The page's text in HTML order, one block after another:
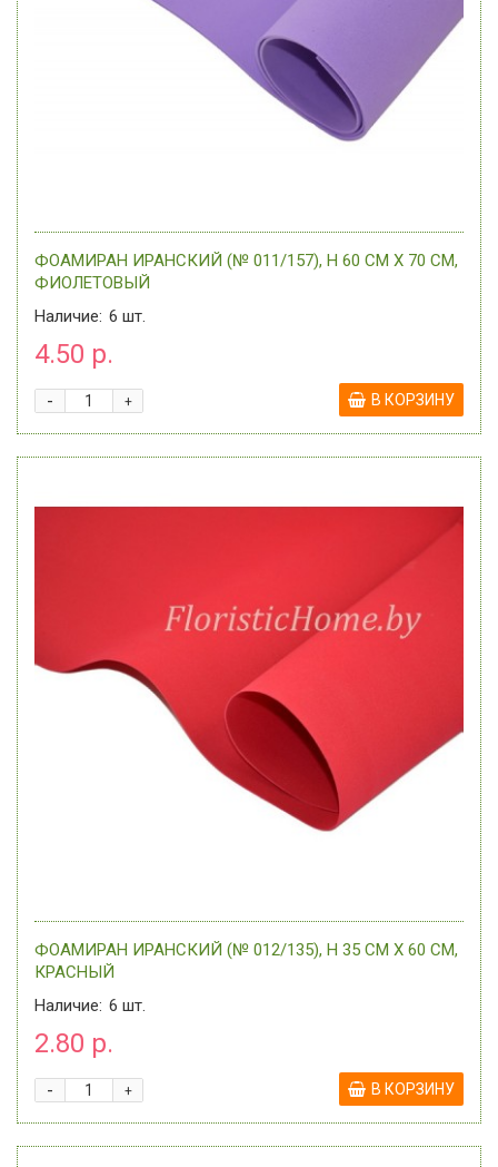
ФОАМИРАН ИРАНСКИЙ (№ 011/157), H 60 СМ Х 70 СМ,
ФИОЛЕТОВЫЙ
Наличие: 6 шт.
4.50 р.
+
- В КОРЗИНУ
ФОАМИРАН ИРАНСКИЙ (№ 012/135), H 35 СМ Х 60 СМ,
КРАСНЫЙ
Наличие: 6 шт.
2.80 р.
+
- В КОРЗИНУ